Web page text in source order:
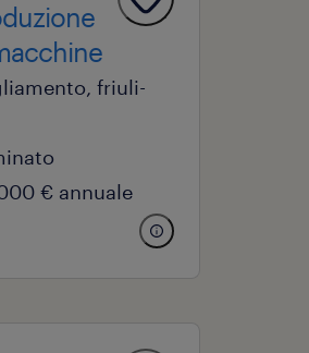
friuli-
€ annuale